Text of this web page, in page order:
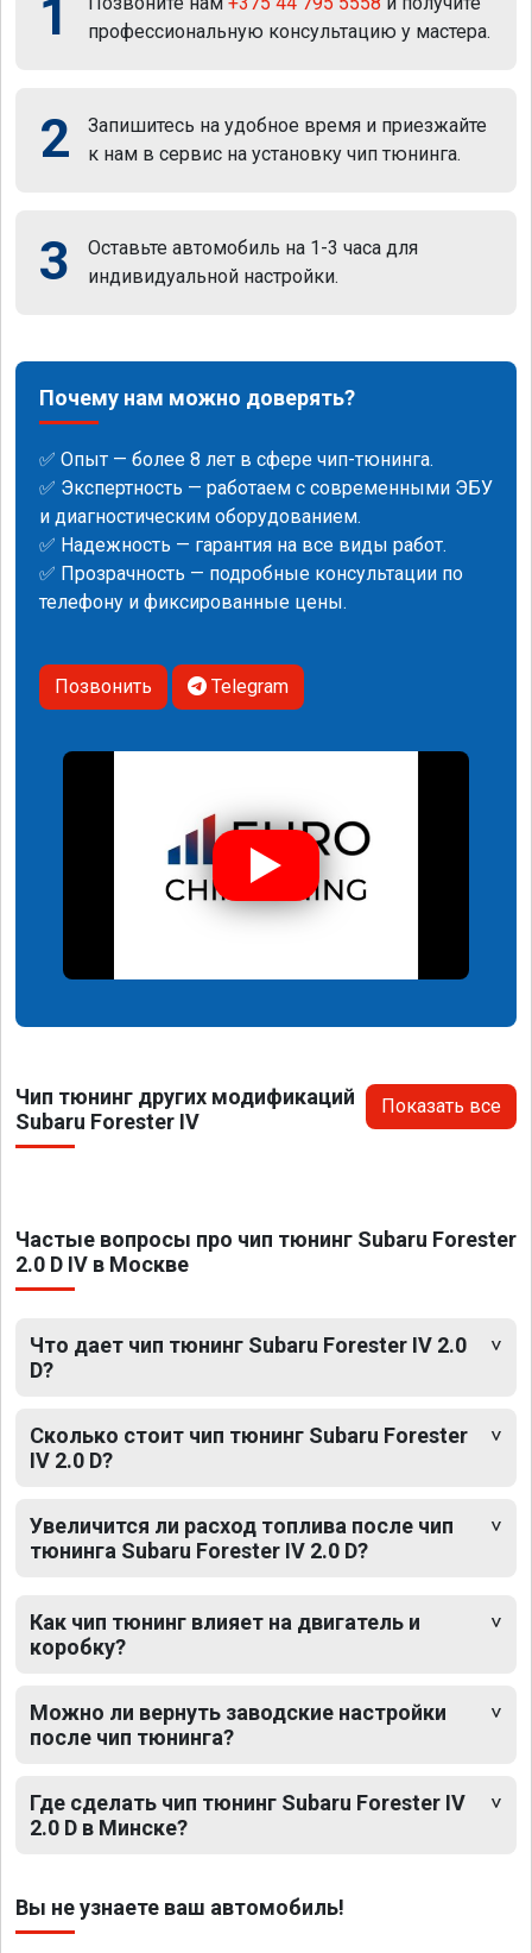
1
профессиональную консультацию у мастера.
2
Запишитесь на удобное время и приезжайте
к нам в сервис на установку чип тюнинга.
3
Оставьте автомобиль на 1-3 часа для
индивидуальной настройки.
Почему нам можно доверять?
✅ Опыт — более 8 лет в сфере чип-тюнинга.
✅ Экспертность — работаем с современными ЭБУ
и диагностическим оборудованием.
✅ Надежность — гарантия на все виды работ.
✅ Прозрачность — подробные консультации по
телефону и фиксированные цены.
Позвонить Telegram
Чип тюнинг других модификаций
Subaru Forester IV
Показать все
Частые вопросы про чип тюнинг Subaru Forester
2.0 D IV в Москве
Что дает чип тюнинг Subaru Forester IV 2.0
D?
Сколько стоит чип тюнинг Subaru Forester
IV 2.0 D?
Увеличится ли расход топлива после чип
тюнинга Subaru Forester IV 2.0 D?
Как чип тюнинг влияет на двигатель и
коробку?
Можно ли вернуть заводские настройки
после чип тюнинга?
Где сделать чип тюнинг Subaru Forester IV
2.0 D в Минске?
Вы не узнаете ваш автомобиль!